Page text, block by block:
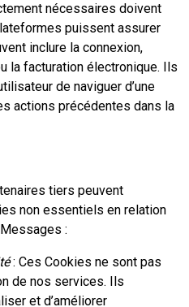
nécessaires doivent
puissent assurer
inclure la connexion,
la facturation électronique. Ils
de naviguer d’une
actions précédentes dans la
tiers peuvent
non essentiels en relation
:
: Ces Cookies ne sont pas
de nos services. Ils
et d’améliorer